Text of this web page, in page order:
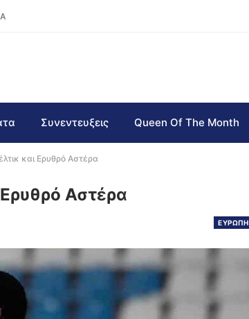
Συνεντευξεις Queen Of The Month
και Ερυθρό Αστέρα
Ερυθρό Αστέρα
ΕΥΡΩΠΗ